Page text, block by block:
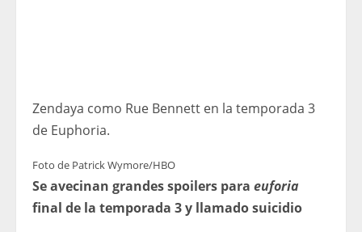
Zendaya como Rue Bennett en la temporada 3
de Euphoria.
Foto de Patrick Wymore/HBO
Se avecinan grandes spoilers para euforia
final de la temporada 3 y llamado suicidio